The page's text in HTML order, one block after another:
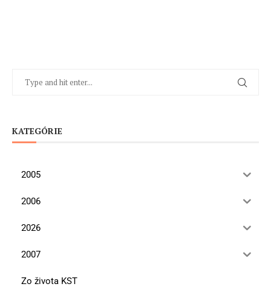
KATEGÓRIE
2005
2006
2026
2007
Zo života KST